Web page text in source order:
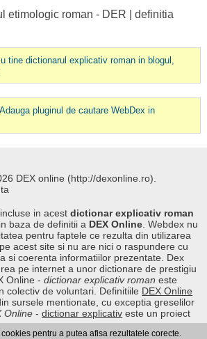
etimologic roman - DER
definitia
tine dictionarul explicativ roman in blogul,
pluginul de cautare WebDex in
DEX online (http://dexonline.ro).
in acestdictionar explicativ roman
baza de definitii a DEX Online . Webdex nu
pentru faptele ce rezulta din utilizarea
acest site si nu are nici o raspundere cu
si coerenta informatiilor prezentate. Dex
pe internet a unor dictionare de prestigiu
Online -dictionar explicativ roman este
colectiv de voluntari. Definitiile DEX Online
sursele mentionate, cu exceptia greselilor
Online -dictionar explicativ este un proiect
pentru a putea afisa rezultatele corecte.